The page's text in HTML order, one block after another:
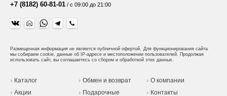
+7 (8182) 60-81-01 / с 09:00 до 21:00
Размещенная информация не является публичной офертой. Для функционирования сайта
мы собираем cookie, данные об IP-адресе и местоположении пользователей. Продолжая
использовать сайт, вы соглашаетесь со сбором и обработкой этих данных.
Каталог
Акции
Обмен и возврат
Подарочные
О компании
Контакты